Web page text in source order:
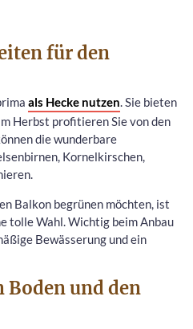
für den
als Hecke nutzen. Sie bieten
Herbst profitieren Sie von den
die wunderbare
Kornelkirschen,
Balkon begrünen möchten, ist
tolle Wahl. Wichtig beim Anbau
Bewässerung und ein
Boden und den